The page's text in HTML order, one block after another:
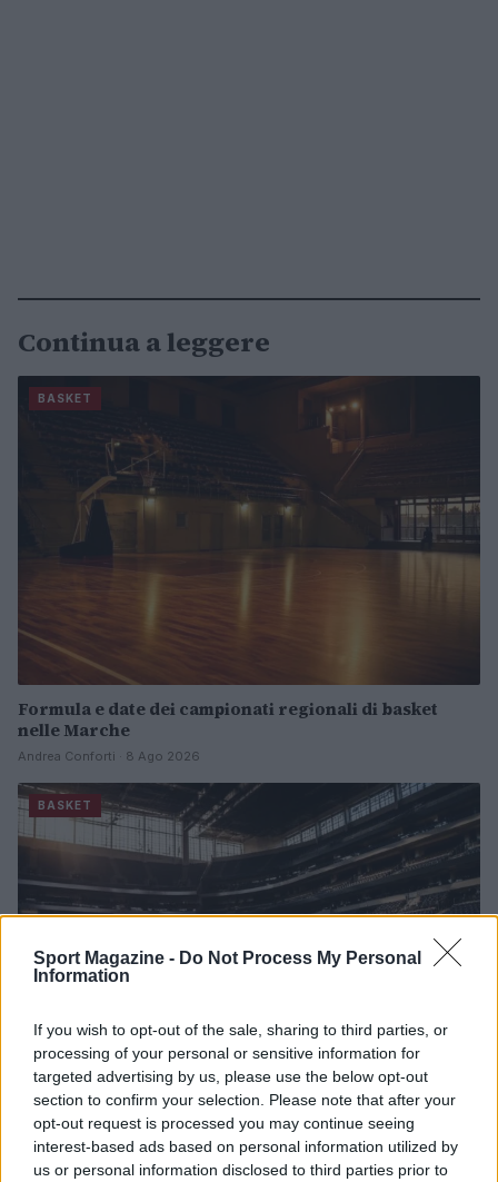
Sport Magazine - Do Not Process My Personal
Information
If you wish to opt-out of the sale, sharing to third parties, or
processing of your personal or sensitive information for
targeted advertising by us, please use the below opt-out
section to confirm your selection. Please note that after your
opt-out request is processed you may continue seeing
interest-based ads based on personal information utilized by
us or personal information disclosed to third parties prior to
Continua a leggere
BASKET
Formula e date dei campionati regionali di basket
nelle Marche
Andrea Conforti · 8 Ago 2026
BASKET
Kevin Love ai Philadelphia 76ers: la possibile reunion
con LeBron James
Ilaria Mauri · 8 Ago 2026